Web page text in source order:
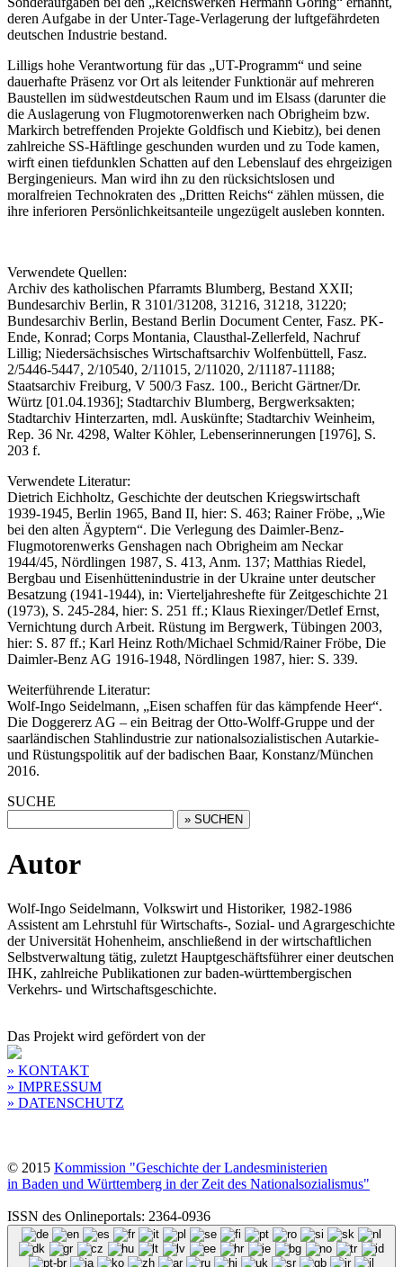
deren Aufgabe in der Unter-Tage-Verlagerung der luftgefährdeten
deutschen Industrie bestand.
Lilligs hohe Verantwortung für das „UT-Programm“ und seine
dauerhafte Präsenz vor Ort als leitender Funktionär auf mehreren
Baustellen im südwestdeutschen Raum und im Elsass (darunter die
die Auslagerung von Flugmotorenwerken nach Obrigheim bzw.
Markirch betreffenden Projekte Goldfisch und Kiebitz), bei denen
zahlreiche SS-Häftlinge geschunden wurden und zu Tode kamen,
wirft einen tiefdunklen Schatten auf den Lebenslauf des ehrgeizigen
Bergingenieurs. Man wird ihn zu den rücksichtslosen und
moralfreien Technokraten des „Dritten Reichs“ zählen müssen, die
ihre inferioren Persönlichkeitsanteile ungezügelt ausleben konnten.
Verwendete Quellen:
Archiv des katholischen Pfarramts Blumberg, Bestand XXII;
Bundesarchiv Berlin, R 3101/31208, 31216, 31218, 31220;
Bundesarchiv Berlin, Bestand Berlin Document Center, Fasz. PK-
Ende, Konrad; Corps Montania, Clausthal-Zellerfeld, Nachruf
Lillig; Niedersächsisches Wirtschaftsarchiv Wolfenbüttell, Fasz.
2/5446-5447, 2/10540, 2/11015, 2/11020, 2/11187-11188;
Staatsarchiv Freiburg, V 500/3 Fasz. 100., Bericht Gärtner/Dr.
Würtz [01.04.1936]; Stadtarchiv Blumberg, Bergwerksakten;
Stadtarchiv Hinterzarten, mdl. Auskünfte; Stadtarchiv Weinheim,
Rep. 36 Nr. 4298, Walter Köhler, Lebenserinnerungen [1976], S.
203 f.
Verwendete Literatur:
Dietrich Eichholtz, Geschichte der deutschen Kriegswirtschaft
1939-1945, Berlin 1965, Band II, hier: S. 463; Rainer Fröbe, „Wie
bei den alten Ägyptern“. Die Verlegung des Daimler-Benz-
Flugmotorenwerks Genshagen nach Obrigheim am Neckar
1944/45, Nördlingen 1987, S. 413, Anm. 137; Matthias Riedel,
Bergbau und Eisenhüttenindustrie in der Ukraine unter deutscher
Besatzung (1941-1944), in: Vierteljahreshefte für Zeitgeschichte 21
(1973), S. 245-284, hier: S. 251 ff.; Klaus Riexinger/Detlef Ernst,
Vernichtung durch Arbeit. Rüstung im Bergwerk, Tübingen 2003,
hier: S. 87 ff.; Karl Heinz Roth/Michael Schmid/Rainer Fröbe, Die
Daimler-Benz AG 1916-1948, Nördlingen 1987, hier: S. 339.
Weiterführende Literatur:
Wolf-Ingo Seidelmann, „Eisen schaffen für das kämpfende Heer“.
Die Doggererz AG – ein Beitrag der Otto-Wolff-Gruppe und der
saarländischen Stahlindustrie zur nationalsozialistischen Autarkie-
und Rüstungspolitik auf der badischen Baar, Konstanz/München
2016.
SUCHE
Autor
Wolf-Ingo Seidelmann, Volkswirt und Historiker, 1982-1986
Assistent am Lehrstuhl für Wirtschafts-, Sozial- und Agrargeschichte
der Universität Hohenheim, anschließend in der wirtschaftlichen
Selbstverwaltung tätig, zuletzt Hauptgeschäftsführer einer deutschen
IHK, zahlreiche Publikationen zur baden-württembergischen
Verkehrs- und Wirtschaftsgeschichte.
Das Projekt wird gefördert von der
» KONTAKT
» IMPRESSUM
» DATENSCHUTZ
© 2015 Kommission "Geschichte der Landesministerien
in Baden und Württemberg in der Zeit des Nationalsozialismus"
ISSN des Onlineportals: 2364-0936